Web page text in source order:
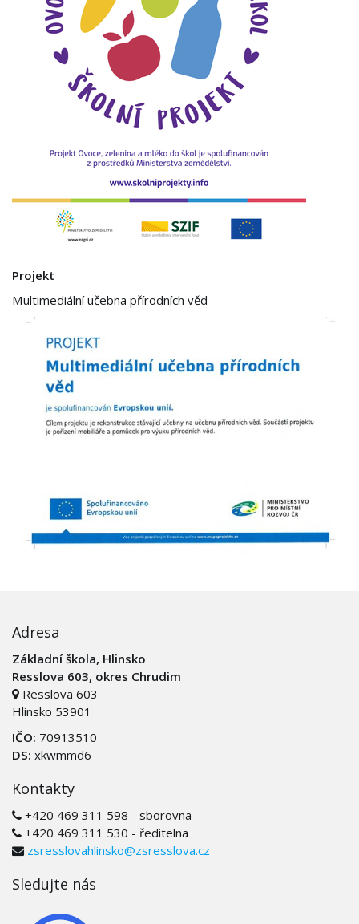
Projekt
Multimediální učebna přírodních věd
Adresa
Základní škola, Hlinsko
Resslova 603, okres Chrudim
Resslova 603
Hlinsko 53901
IČO: 70913510
DS: xkwmmd6
Kontakty
+420 469 311 598 - sborovna
+420 469 311 530 - ředitelna
zsresslovahlinsko@zsresslova.cz
Sledujte nás